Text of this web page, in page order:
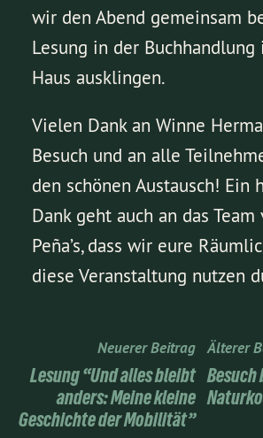
wir den Abend gemeinsam
Lesung in der Buchhandlung
Haus ausklingen.
Vielen Dank an Winne
Besuch und an alle
den schönen Austausch! Ein
Dank geht auch an das Team
Peña’s, dass wir eure
diese Veranstaltung nutzen
Neuerer Beitrag
Lesung “Und alles bleibt
anders: Meine kleine
Geschichte der Mobilität”
Älterer
Besuch